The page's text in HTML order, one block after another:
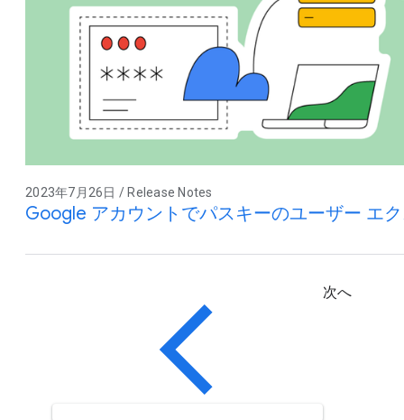
2023年7月26日 / Release Notes
Google アカウントでパスキーのユーザー エ
次へ